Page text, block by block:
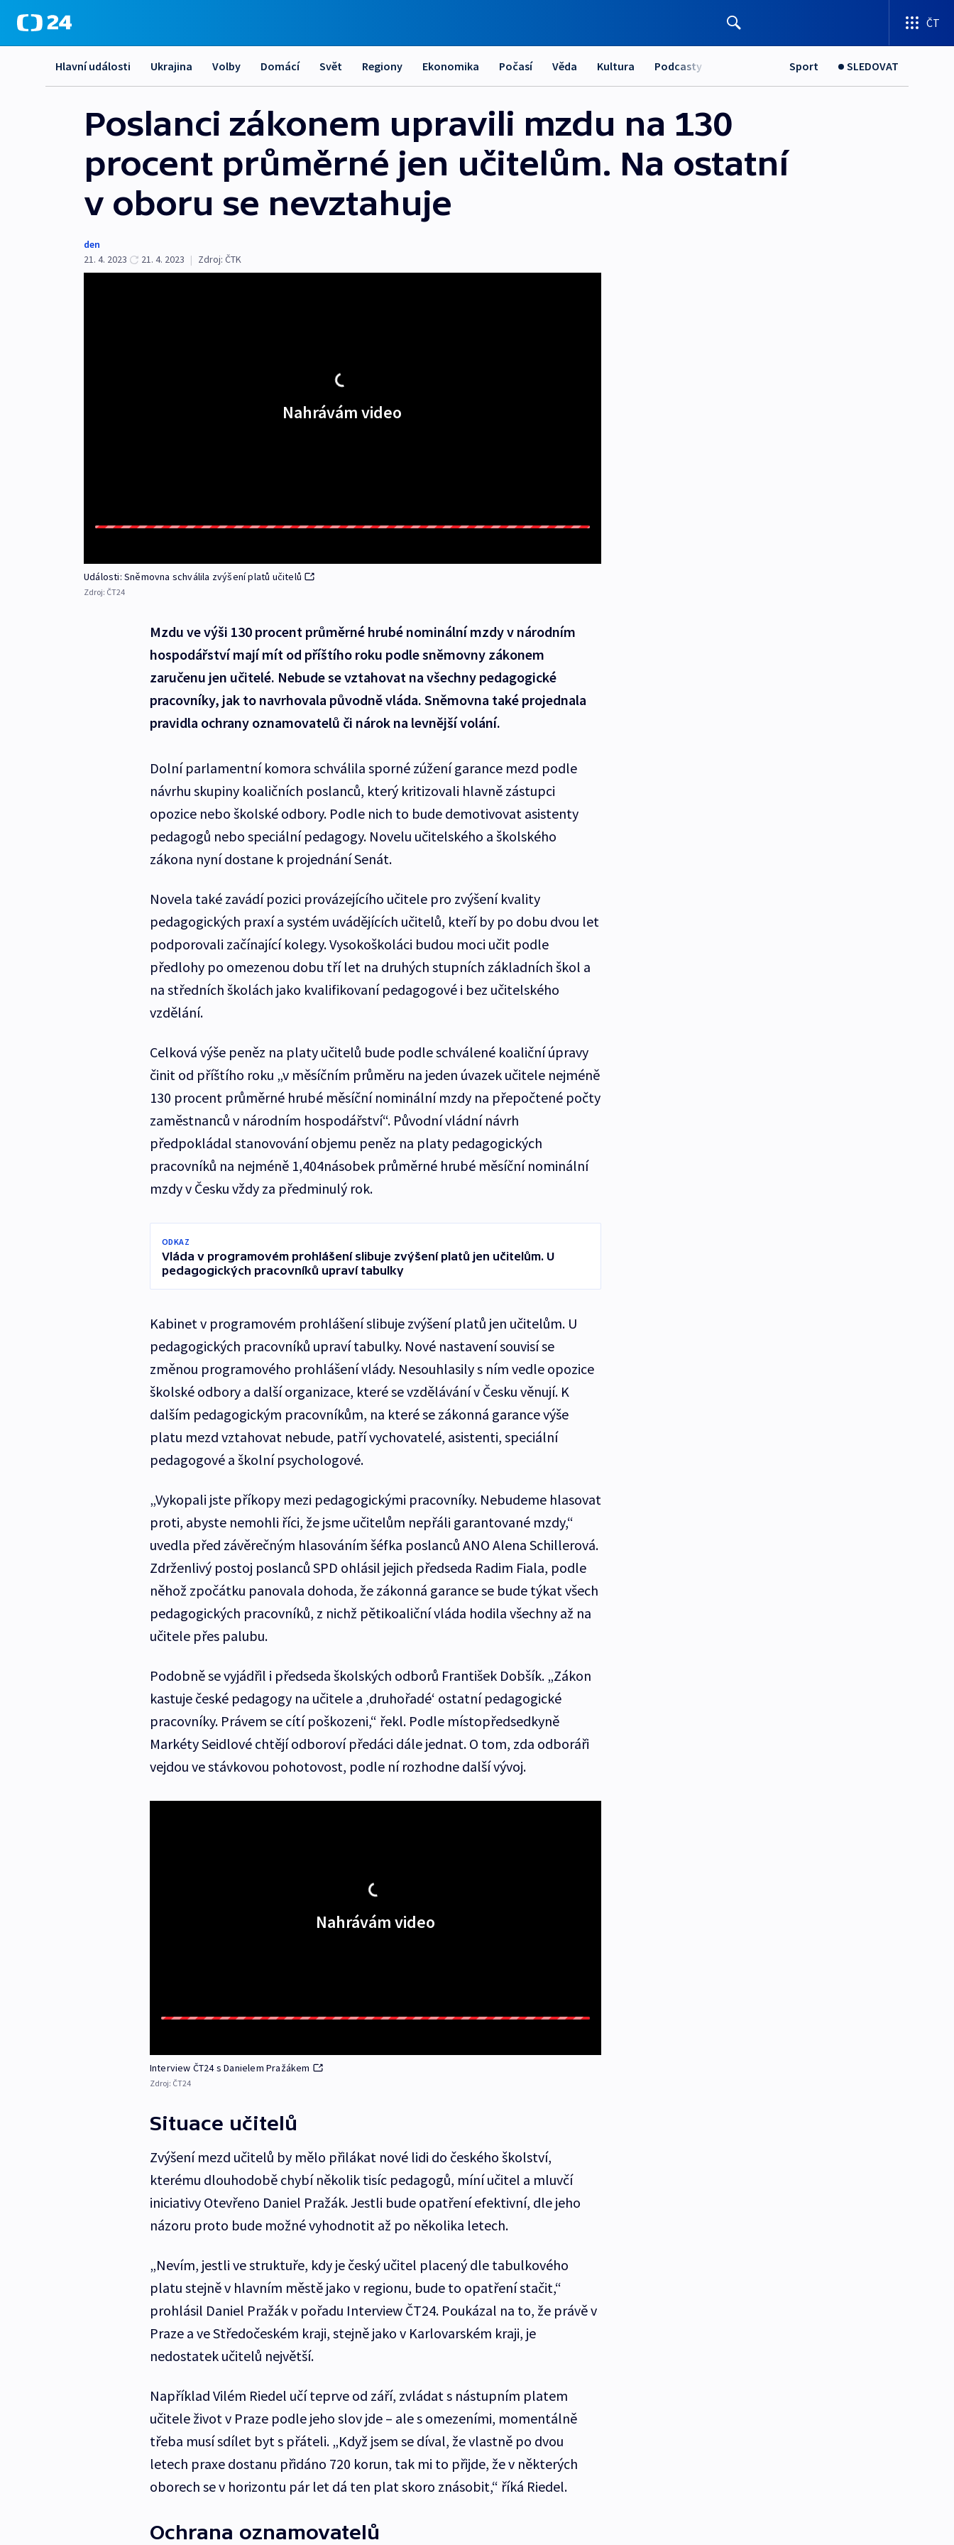
ČT
Hlavní události Ukrajina Volby Domácí Svět Regiony Ekonomika Počasí Věda Kultura Podcasty Sport SLEDOVAT
Poslanci zákonem upravili mzdu na 130
procent průměrné jen učitelům. Na ostatní
v oboru se nevztahuje
den
21. 4. 2023
21. 4. 2023 | Zdroj: ČTK
Nahrávám video
Události: Sněmovna schválila zvýšení platů učitelů
Zdroj: ČT24
Mzdu ve výši 130 procent průměrné hrubé nominální mzdy v národním
hospodářství mají mít od příštího roku podle sněmovny zákonem
zaručenu jen učitelé. Nebude se vztahovat na všechny pedagogické
pracovníky, jak to navrhovala původně vláda. Sněmovna také projednala
pravidla ochrany oznamovatelů či nárok na levnější volání.
Dolní parlamentní komora schválila sporné zúžení garance mezd podle
návrhu skupiny koaličních poslanců, který kritizovali hlavně zástupci
opozice nebo školské odbory. Podle nich to bude demotivovat asistenty
pedagogů nebo speciální pedagogy. Novelu učitelského a školského
zákona nyní dostane k projednání Senát.
Novela také zavádí pozici provázejícího učitele pro zvýšení kvality
pedagogických praxí a systém uvádějících učitelů, kteří by po dobu dvou let
podporovali začínající kolegy. Vysokoškoláci budou moci učit podle
předlohy po omezenou dobu tří let na druhých stupních základních škol a
na středních školách jako kvalifikovaní pedagogové i bez učitelského
vzdělání.
Celková výše peněz na platy učitelů bude podle schválené koaliční úpravy
činit od příštího roku „v měsíčním průměru na jeden úvazek učitele nejméně
130 procent průměrné hrubé měsíční nominální mzdy na přepočtené počty
zaměstnanců v národním hospodářství“. Původní vládní návrh
předpokládal stanovování objemu peněz na platy pedagogických
pracovníků na nejméně 1,404násobek průměrné hrubé měsíční nominální
mzdy v Česku vždy za předminulý rok.
ODKAZ
Vláda v programovém prohlášení slibuje zvýšení platů jen učitelům. U
pedagogických pracovníků upraví tabulky
Kabinet v programovém prohlášení slibuje zvýšení platů jen učitelům. U
pedagogických pracovníků upraví tabulky. Nové nastavení souvisí se
změnou programového prohlášení vlády. Nesouhlasily s ním vedle opozice
školské odbory a další organizace, které se vzdělávání v Česku věnují. K
dalším pedagogickým pracovníkům, na které se zákonná garance výše
platu mezd vztahovat nebude, patří vychovatelé, asistenti, speciální
pedagogové a školní psychologové.
„Vykopali jste příkopy mezi pedagogickými pracovníky. Nebudeme hlasovat
proti, abyste nemohli říci, že jsme učitelům nepřáli garantované mzdy,“
uvedla před závěrečným hlasováním šéfka poslanců ANO Alena Schillerová.
Zdrženlivý postoj poslanců SPD ohlásil jejich předseda Radim Fiala, podle
něhož zpočátku panovala dohoda, že zákonná garance se bude týkat všech
pedagogických pracovníků, z nichž pětikoaliční vláda hodila všechny až na
učitele přes palubu.
Podobně se vyjádřil i předseda školských odborů František Dobšík. „Zákon
kastuje české pedagogy na učitele a ‚druhořadé‘ ostatní pedagogické
pracovníky. Právem se cítí poškozeni,“ řekl. Podle místopředsedkyně
Markéty Seidlové chtějí odboroví předáci dále jednat. O tom, zda odboráři
vejdou ve stávkovou pohotovost, podle ní rozhodne další vývoj.
Nahrávám video
Interview ČT24 s Danielem Pražákem
Zdroj: ČT24
Situace učitelů
Zvýšení mezd učitelů by mělo přilákat nové lidi do českého školství,
kterému dlouhodobě chybí několik tisíc pedagogů, míní učitel a mluvčí
iniciativy Otevřeno Daniel Pražák. Jestli bude opatření efektivní, dle jeho
názoru proto bude možné vyhodnotit až po několika letech.
„Nevím, jestli ve struktuře, kdy je český učitel placený dle tabulkového
platu stejně v hlavním městě jako v regionu, bude to opatření stačit,“
prohlásil Daniel Pražák v pořadu Interview ČT24. Poukázal na to, že právě v
Praze a ve Středočeském kraji, stejně jako v Karlovarském kraji, je
nedostatek učitelů největší.
Například Vilém Riedel učí teprve od září, zvládat s nástupním platem
učitele život v Praze podle jeho slov jde – ale s omezeními, momentálně
třeba musí sdílet byt s přáteli. „Když jsem se díval, že vlastně po dvou
letech praxe dostanu přidáno 720 korun, tak mi to přijde, že v některých
oborech se v horizontu pár let dá ten plat skoro znásobit,“ říká Riedel.
Ochrana oznamovatelů